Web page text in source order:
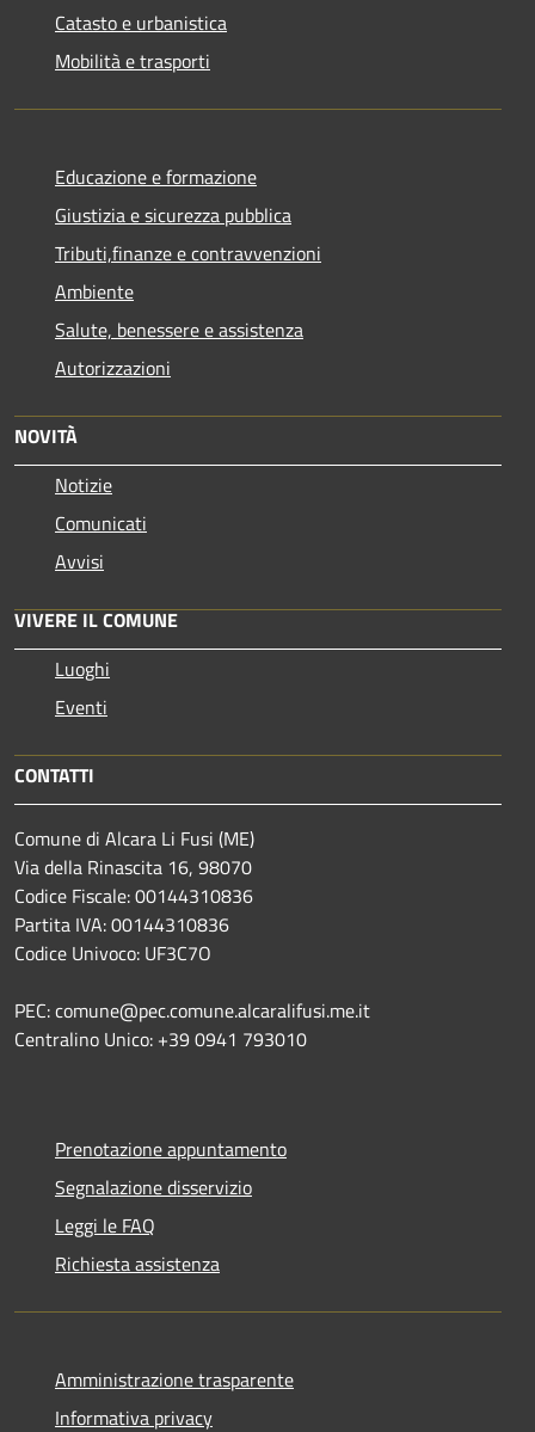
Catasto e urbanistica
Mobilità e trasporti
Educazione e formazione
Giustizia e sicurezza pubblica
Tributi,finanze e contravvenzioni
Ambiente
Salute, benessere e assistenza
Autorizzazioni
NOVITÀ
Notizie
Comunicati
Avvisi
VIVERE IL COMUNE
Luoghi
Eventi
CONTATTI
Comune di Alcara Li Fusi (ME)
Via della Rinascita 16, 98070
Codice Fiscale: 00144310836
Partita IVA: 00144310836
Codice Univoco: UF3C7O
PEC: comune@pec.comune.alcaralifusi.me.it
Centralino Unico: +39 0941 793010
Prenotazione appuntamento
Segnalazione disservizio
Leggi le FAQ
Richiesta assistenza
Amministrazione trasparente
Informativa privacy